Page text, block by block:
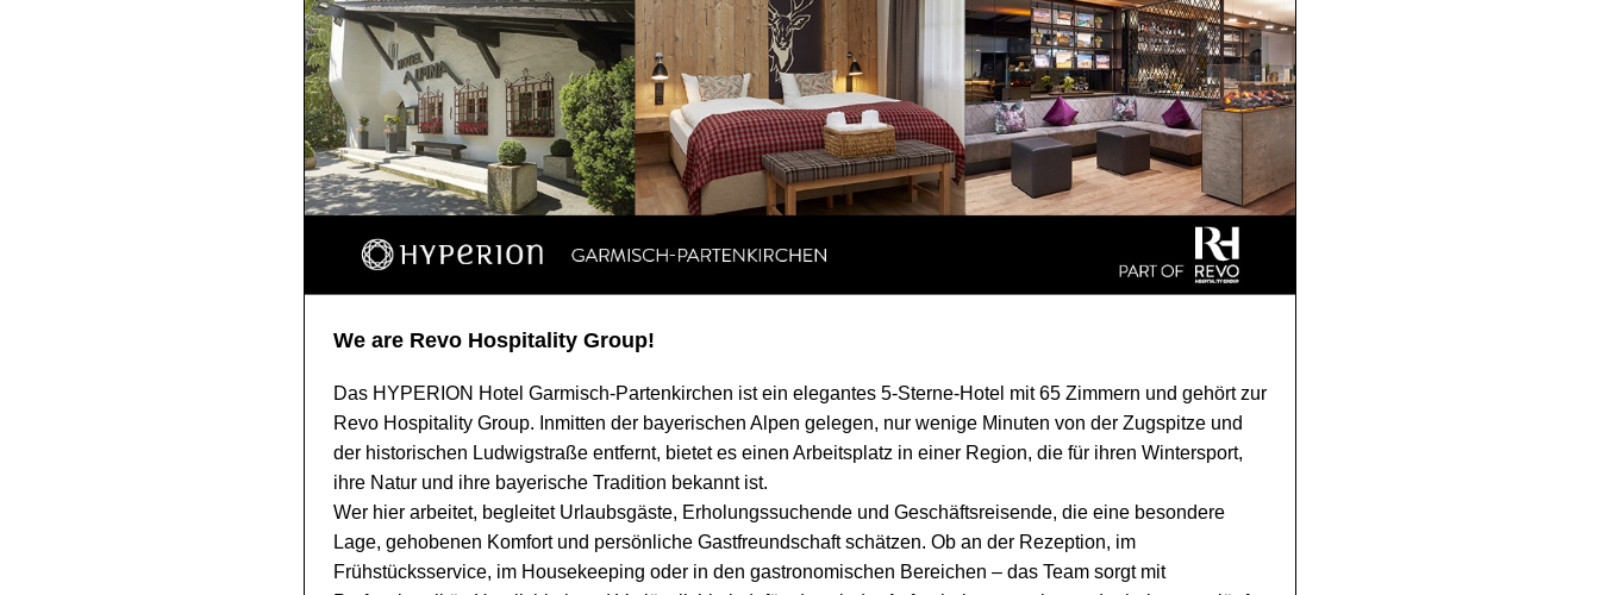
We are Revo Hospitality Group!
Das HYPERION Hotel Garmisch-Partenkirchen ist ein elegantes 5-Sterne-Hotel mit 65 Zimmern und gehört zur
Revo Hospitality Group. Inmitten der bayerischen Alpen gelegen, nur wenige Minuten von der Zugspitze und
der historischen Ludwigstraße entfernt, bietet es einen Arbeitsplatz in einer Region, die für ihren Wintersport,
ihre Natur und ihre bayerische Tradition bekannt ist.
Wer hier arbeitet, begleitet Urlaubsgäste, Erholungssuchende und Geschäftsreisende, die eine besondere
Lage, gehobenen Komfort und persönliche Gastfreundschaft schätzen. Ob an der Rezeption, im
Frühstücksservice, im Housekeeping oder in den gastronomischen Bereichen – das Team sorgt mit